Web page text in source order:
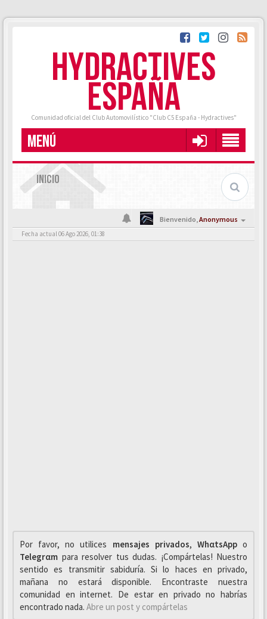
HYDRACTIVES
ESPAÑA
Comunidad oficial del Club Automovilístico "Club C5 España - Hydractives"
MENÚ
INICIO
Bienvenido,Anonymous
Fecha actual 06 Ago 2026, 01:38
Por favor, no utilices mensajes privados, WhαtsAppo
Telegrαm para resolver tus dudas. ¡Compártelas! Nuestro
sentido es transmitir sabiduría. Si lo haces en privado,
mañana no estará disponible. Encontraste nuestra
comunidad en internet. De estar en privado no habrías
encontrado nada. Abre un post y compártelas